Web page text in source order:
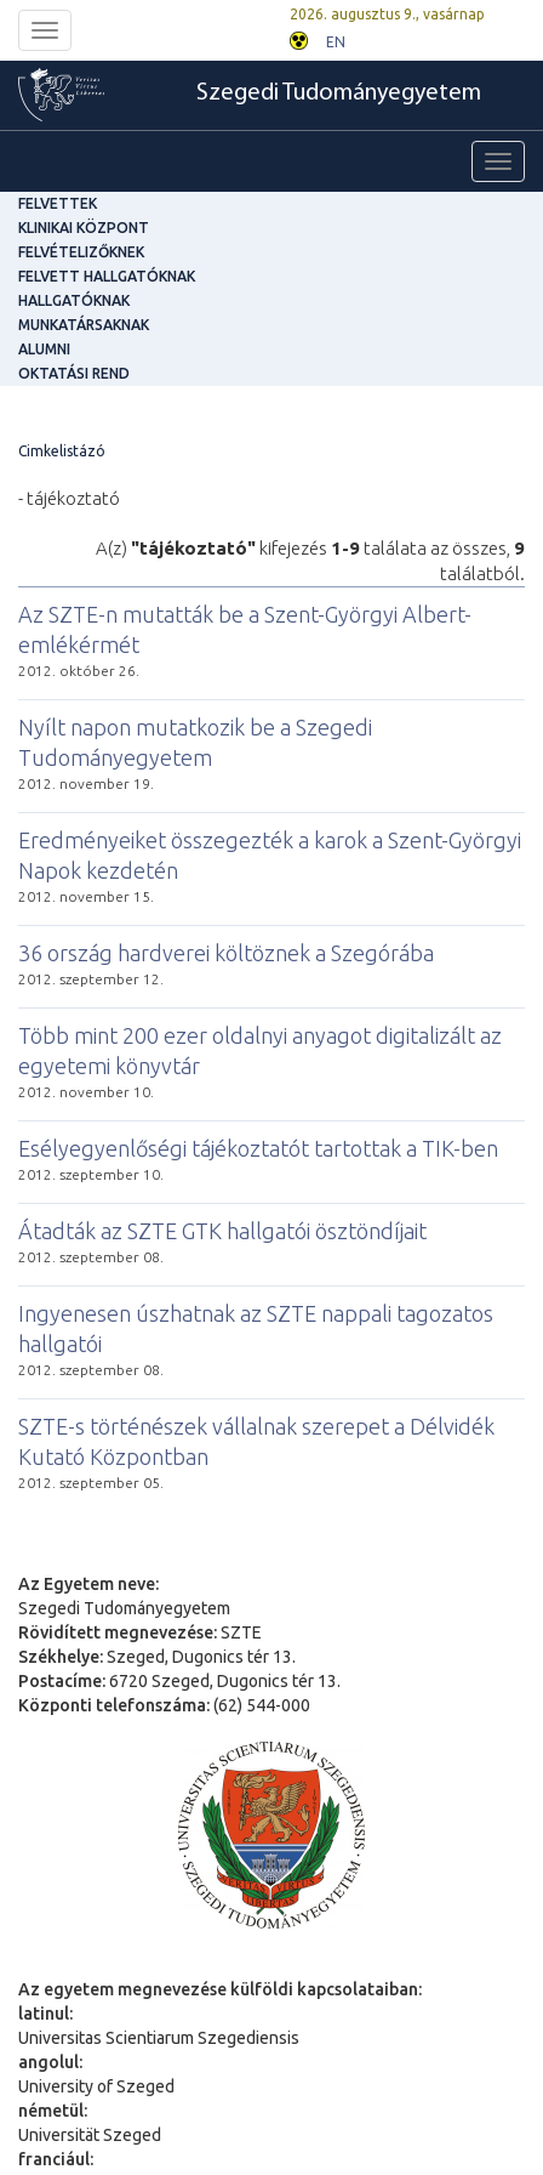
Toggle
navigation
2026. augusztus 9., vasárnap
EN
Szegedi Tudományegyetem
FELVETTEK
KLINIKAI KÖZPONT
FELVÉTELIZŐKNEK
FELVETT HALLGATÓKNAK
HALLGATÓKNAK
MUNKATÁRSAKNAK
ALUMNI
OKTATÁSI REND
Cimkelistázó
- tájékoztató
A(z) "tájékoztató" kifejezés 1-9 találata az összes, 9
találatból.
Az SZTE-n mutatták be a Szent-Györgyi Albert-
emlékérmét
2012. október 26.
Nyílt napon mutatkozik be a Szegedi
Tudományegyetem
2012. november 19.
Eredményeiket összegezték a karok a Szent-Györgyi
Napok kezdetén
2012. november 15.
36 ország hardverei költöznek a Szegórába
2012. szeptember 12.
Több mint 200 ezer oldalnyi anyagot digitalizált az
egyetemi könyvtár
2012. november 10.
Esélyegyenlőségi tájékoztatót tartottak a TIK-ben
2012. szeptember 10.
Átadták az SZTE GTK hallgatói ösztöndíjait
2012. szeptember 08.
Ingyenesen úszhatnak az SZTE nappali tagozatos
hallgatói
2012. szeptember 08.
SZTE-s történészek vállalnak szerepet a Délvidék
Kutató Központban
2012. szeptember 05.
Az Egyetem neve:
Szegedi Tudományegyetem
Rövidített megnevezése:SZTE
Székhelye:Szeged, Dugonics tér 13.
Postacíme:6720 Szeged, Dugonics tér 13.
Központi telefonszáma:(62) 544-000
Az egyetem megnevezése külföldi kapcsolataiban:
latinul:
Universitas Scientiarum Szegediensis
angolul:
University of Szeged
németül:
Universität Szeged
franciául: